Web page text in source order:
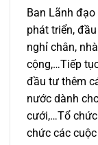
Ban Lãnh
phát triển,
nghỉ chân,
cộng,…Tiếp
đầu tư thêm
nước dành
cưới,…Tổ
chức các